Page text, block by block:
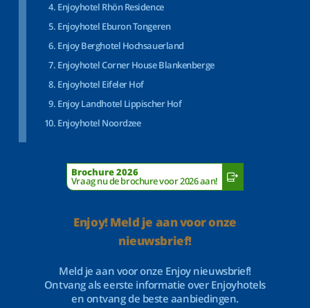
Enjoyhotel Rhön Residence
Enjoyhotel Eburon Tongeren
Enjoy Berghotel Hochsauerland
Enjoyhotel Corner House Blankenberge
Enjoyhotel Eifeler Hof
Enjoy Landhotel Lippischer Hof
Enjoyhotel Noordzee
Brochure 2026
Vraag nu de brochure voor 2026 aan!
Enjoy! Meld je aan voor onze
nieuwsbrief!
Meld je aan voor onze Enjoy nieuwsbrief!
Ontvang als eerste informatie over Enjoyhotels
en ontvang de beste aanbiedingen.